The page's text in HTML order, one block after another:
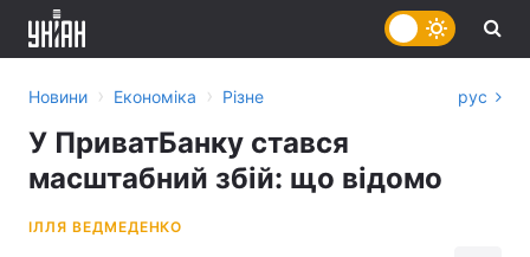
Новини › Економіка › Різне рус
У ПриватБанку стався
масштабний збій: що відомо
ІЛЛЯ ВЕДМЕДЕНКО